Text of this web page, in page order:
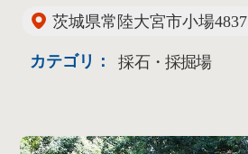
茨城県常陸大宮市小場4837
カテゴリ： 採石・採掘場